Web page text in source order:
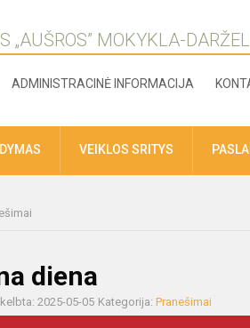
„AUŠROS” MOKYKLA-
ADMINISTRACINĖ INFORMACIJA
VEIKLOS SRITYS
diena
2025-05-05 Kategorija: Pranešimai